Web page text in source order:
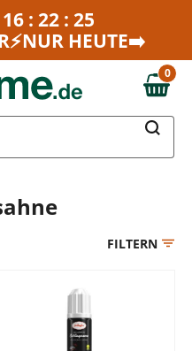
16 : 22 : 25
HEUTE➡️
0,00 €
0
FILTERN